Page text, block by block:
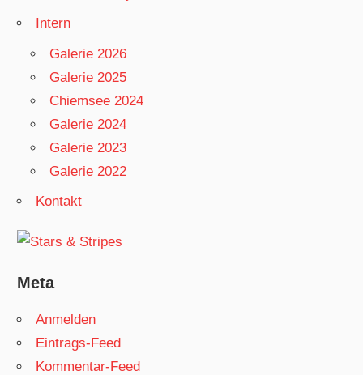
Intern
Galerie 2026
Galerie 2025
Chiemsee 2024
Galerie 2024
Galerie 2023
Galerie 2022
Kontakt
Meta
Anmelden
Eintrags-Feed
Kommentar-Feed